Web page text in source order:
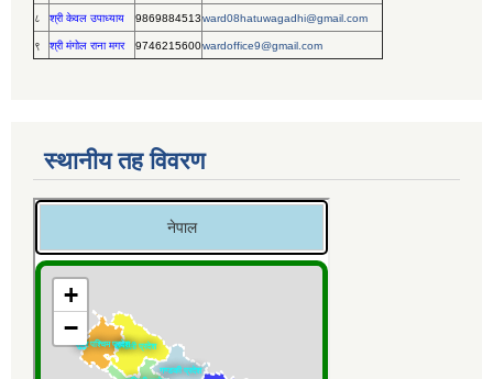
८ श्री केवल उपाध्याय 9869884513ward08hatuwagadhi@gmail.com
९ श्री मंगोल राना मगर 9746215600wardoffice9@gmail.com
स्थानीय तह विवरण